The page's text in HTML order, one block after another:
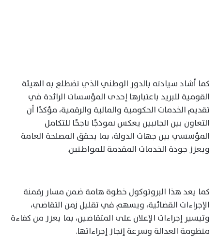
كما أشاد سيادته بالدور الوطني الذي تضطلع به الهيئة
القومية للبريد باعتبارها إحدى المؤسسات الرائدة في
تقديم الخدمات الحكومية والمالية والرقمية، مؤكدًا أن
التعاون بين الجانبين يعكس نموذجًا ناجحًا للتكامل
المؤسسي بين جهات الدولة، بما يحقق المصلحة العامة
ويعزز جودة الخدمات المقدمة للمواطنين.
كما يعد هذا البروتوكول خطوة هامة ضمن مسار رقمنة
الإجراءات القضائية، ويسهم في تقليل زمن التقاضي،
وتيسير إجراءات الإعلان على المتقاضين، بما يعزز من كفاءة
منظومة العدالة وسرعة إنجاز إجراءاتها.